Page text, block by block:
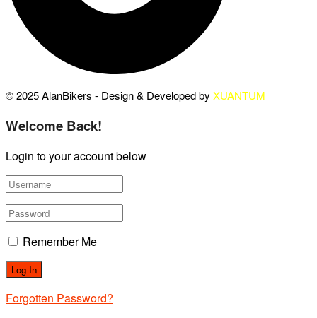
© 2025 AlanBikers - Design & Developed by XUANTUM
Welcome Back!
Login to your account below
Remember Me
Forgotten Password?